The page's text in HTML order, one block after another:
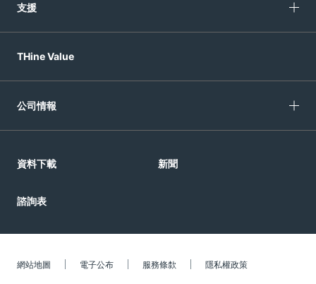
支援
THine Value
公司情報
資料下載 新聞
諮詢表
網站地圖 電子公布 服務條歀 隱私權政策